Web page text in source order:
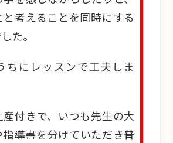
考えることを同時にする
た。
ちにレッスンで工夫しま
付きで、いつも先生の大
導書を分けていただき普